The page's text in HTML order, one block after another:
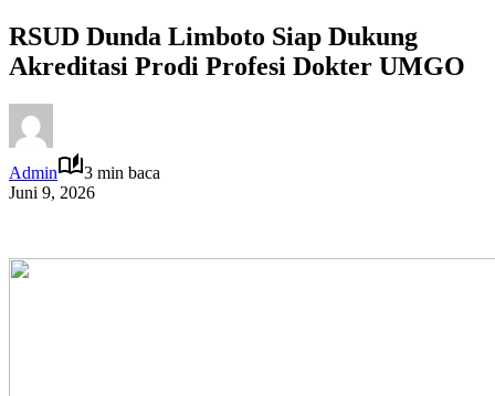
RSUD Dunda Limboto Siap Dukung
Akreditasi Prodi Profesi Dokter UMGO
Admin
3 min baca
Juni 9, 2026